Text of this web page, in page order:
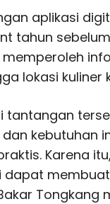
aplikasi
tahun
lokasi kuliner
tantangan
kebutuhan
Karena
dapat
Tongkang